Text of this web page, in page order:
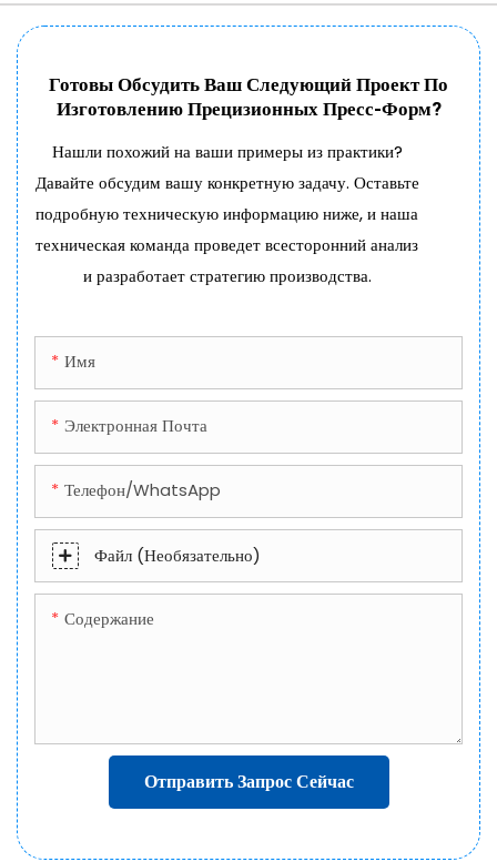
Готовы Обсудить Ваш Следующий Проект По
Изготовлению Прецизионных Пресс-Форм?
Нашли похожий на ваши примеры из практики?
Давайте обсудим вашу конкретную задачу. Оставьте
подробную техническую информацию ниже, и наша
техническая команда проведет всесторонний анализ
и разработает стратегию производства.
Имя
Электронная Почта
Телефон/WhatsApp
Файл (необязательно)
Содержание
Отправить Запрос Сейчас